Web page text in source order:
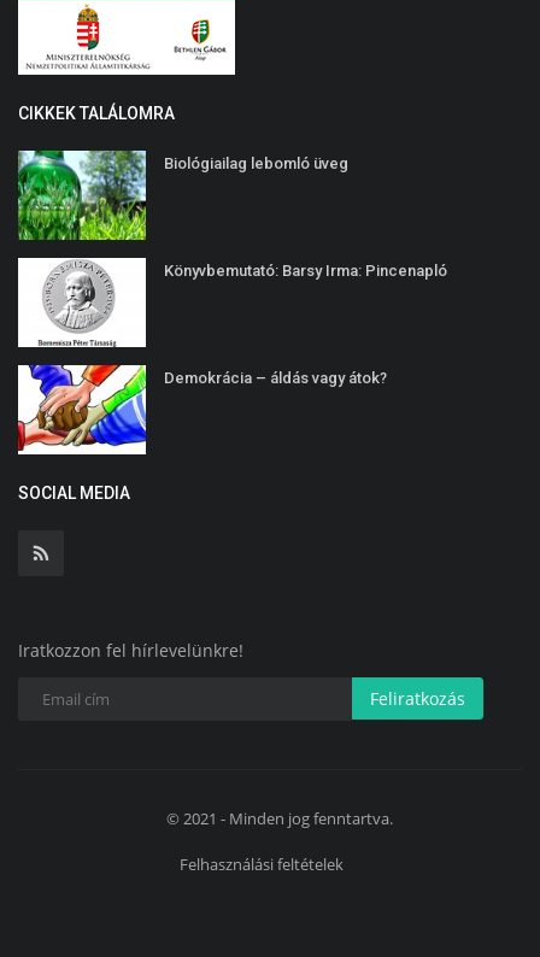
CIKKEK TALÁLOMRA
Biológiailag lebomló üveg
Könyvbemutató: Barsy Irma: Pincenapló
Demokrácia – áldás vagy átok?
SOCIAL MEDIA
Iratkozzon fel hírlevelünkre!
Feliratkozás
© 2021 - Minden jog fenntartva.
Felhasználási feltételek